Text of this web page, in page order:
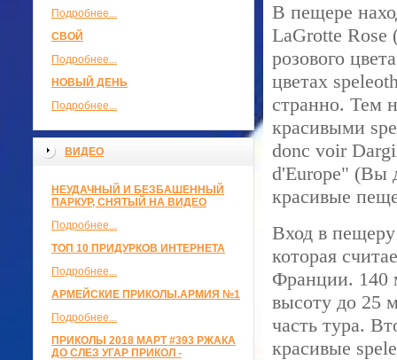
Подробнее...
СВОЙ
Подробнее...
НОВЫЙ ДЕНЬ
Подробнее...
ВИДЕО
НЕУДАЧНЫЙ И БЕЗБАШЕННЫЙ
ПАРКУР, СНЯТЫЙ НА ВИДЕО
Подробнее...
ТОП 10 ПРИДУРКОВ ИНТЕРНЕТА
Подробнее...
АРМЕЙСКИЕ ПРИКОЛЫ.АРМИЯ №1
Подробнее...
ПРИКОЛЫ 2018 МАРТ #393 РЖАКА
ДО СЛЕЗ УГАР ПРИКОЛ -
В пещере
LaGrotte Rose
розового
цветах
странно. Тем
красивыми
donc voir
d'Europe" (Вы
красивые
Вход в
которая
Франции. 140
высоту до 25
часть тура.
красивые